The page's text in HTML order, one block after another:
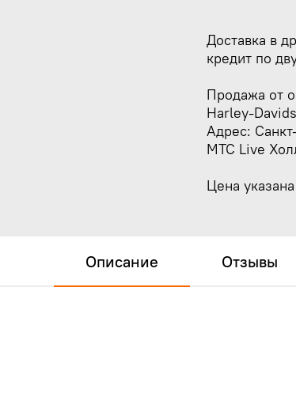
Доставка в
кредит по
Продажа от
Harley-
Адрес:
МТС Live
Цена
Описание Отзывы